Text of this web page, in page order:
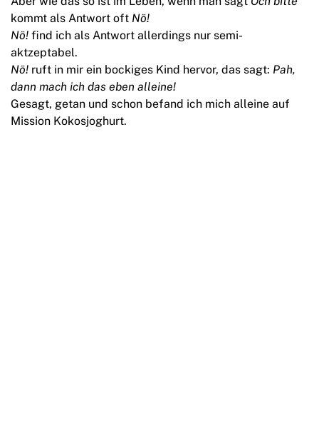
kommt als Antwort oft Nö!
Nö! find ich als Antwort allerdings nur semi-
aktzeptabel.
Nö! ruft in mir ein bockiges Kind hervor, das sagt: Pah,
dann mach ich das eben alleine!
Gesagt, getan und schon befand ich mich alleine auf
Mission Kokosjoghurt.